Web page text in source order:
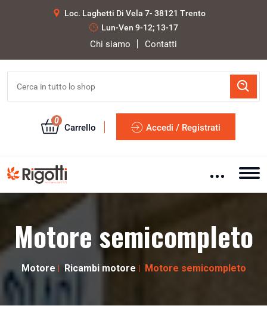
Loc. Laghetti Di Vela 7- 38121 Trento
Lun-Ven 9-12; 13-17
Chi siamo Contatti
0
Carrello Accedi / Registrati
Motore semicompleto
Motore Ricambi motore Motore semicompleto